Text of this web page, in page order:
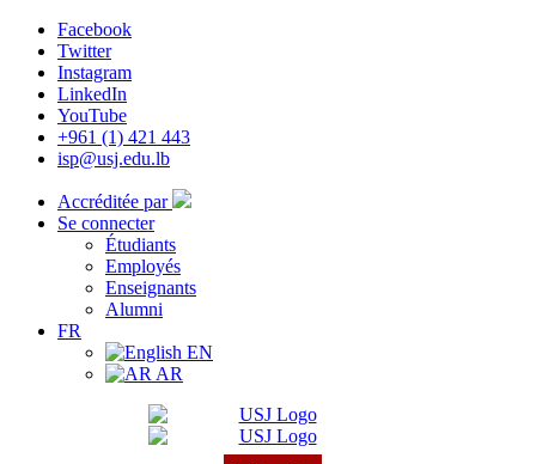
Facebook
Twitter
Instagram
LinkedIn
YouTube
+961 (1) 421 443
isp@usj.edu.lb
Accréditée par
Se connecter
Étudiants
Employés
Enseignants
Alumni
FR
EN
AR